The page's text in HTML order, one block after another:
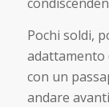
Pochi soldi,
adattamento
con un
andare